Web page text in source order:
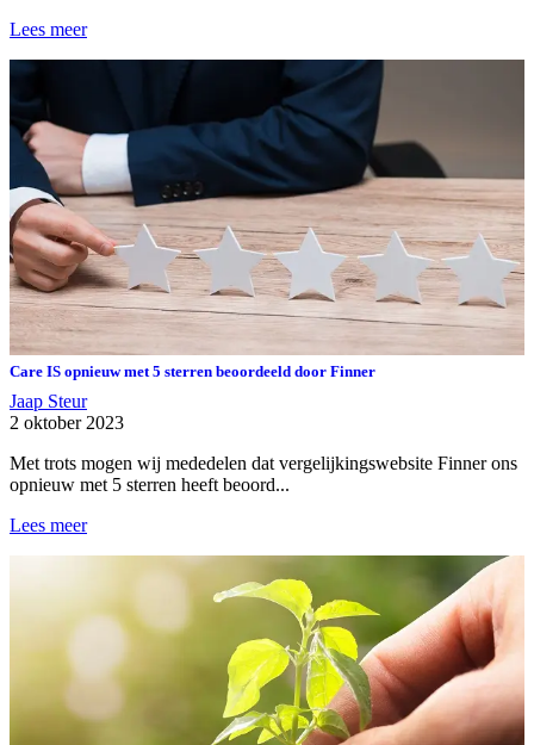
Lees meer
Care IS opnieuw met 5 sterren beoordeeld door Finner
Jaap Steur
2 oktober 2023
Met trots mogen wij mededelen dat vergelijkingswebsite Finner ons
opnieuw met 5 sterren heeft beoord...
Lees meer